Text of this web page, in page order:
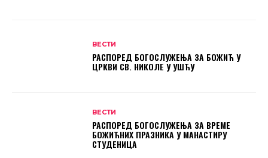
ВЕСТИ
РАСПОРЕД БОГОСЛУЖЕЊА ЗА БОЖИЋ У
ЦРКВИ СВ. НИКОЛЕ У УШЋУ
ВЕСТИ
РАСПОРЕД БОГОСЛУЖЕЊА ЗА ВРЕМЕ
БОЖИЋНИХ ПРАЗНИКА У МАНАСТИРУ
СТУДЕНИЦА